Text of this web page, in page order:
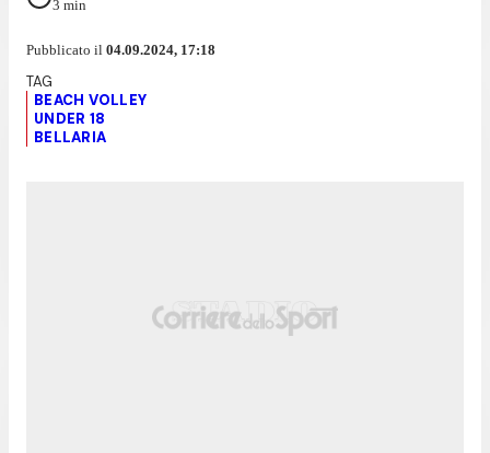
3 min
Pubblicato il 04.09.2024, 17:18
BEACH VOLLEY
UNDER 18
BELLARIA